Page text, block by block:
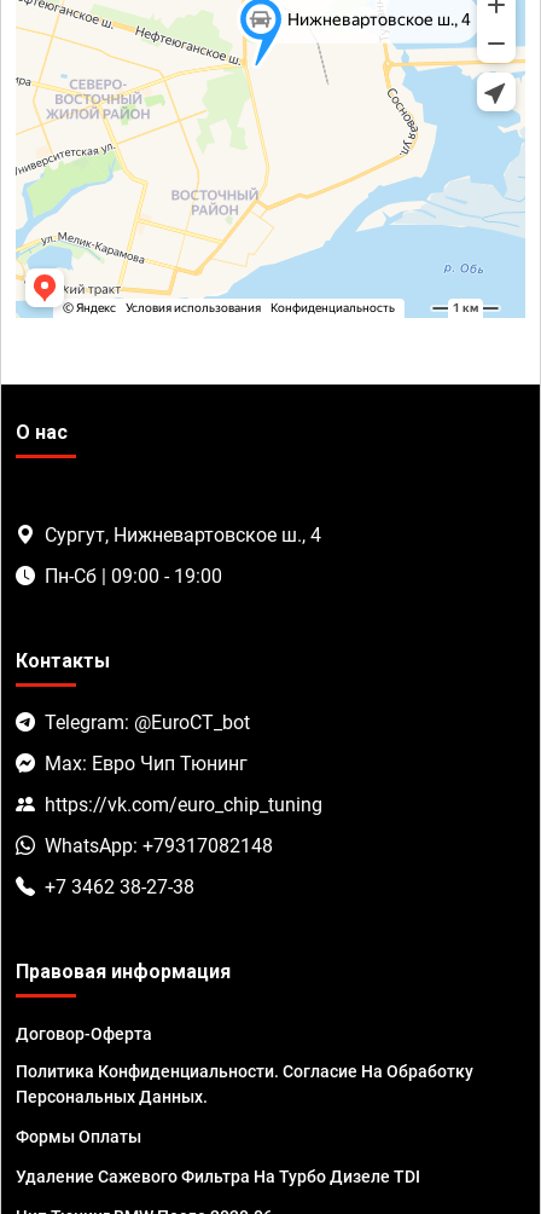
О нас
Сургут, Нижневартовское ш., 4
Пн-Сб | 09:00 - 19:00
Контакты
Telegram: @EuroCT_bot
Max: Евро Чип Тюнинг
https://vk.com/euro_chip_tuning
WhatsApp: +79317082148
+7 3462 38-27-38
Правовая информация
Договор-Оферта
Политика Конфиденциальности. Согласие На Обработку
Персональных Данных.
Формы Оплаты
Удаление Сажевого Фильтра На Турбо Дизеле TDI